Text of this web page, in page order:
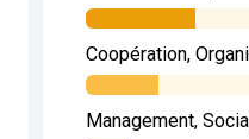
Coopération,
Management,